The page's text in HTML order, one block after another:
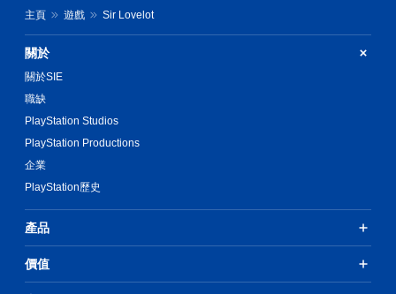
主頁 遊戲 Sir Lovelot
關於
關於SIE
職缺
PlayStation Studios
PlayStation Productions
企業
PlayStation歷史
產品
價值